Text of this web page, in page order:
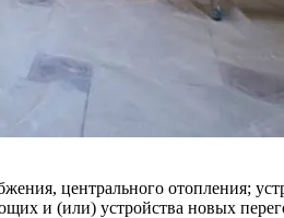
центрального отопления;
и (или) устройства новых